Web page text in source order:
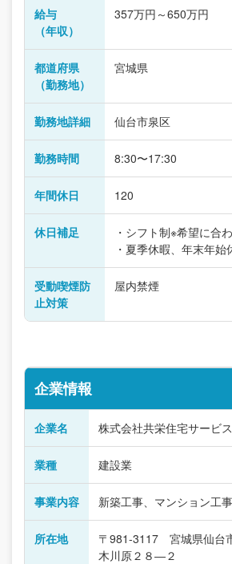
給与
（年収）
357万円～650万円
都道府県
（勤務地）
宮城県
勤務地詳細 仙台市泉区
勤務時間 8:30〜17:30
年間休日 120
休日補足
・シフト制※希望に合
・夏季休暇、年末年始
受動喫煙防
止対策
屋内禁煙
企業情報
企業名 株式会社共栄住宅サービス
業種 建設業
事業内容 新築工事、マンション工
所在地
〒981-3117 宮城県仙台
木川原２８―２